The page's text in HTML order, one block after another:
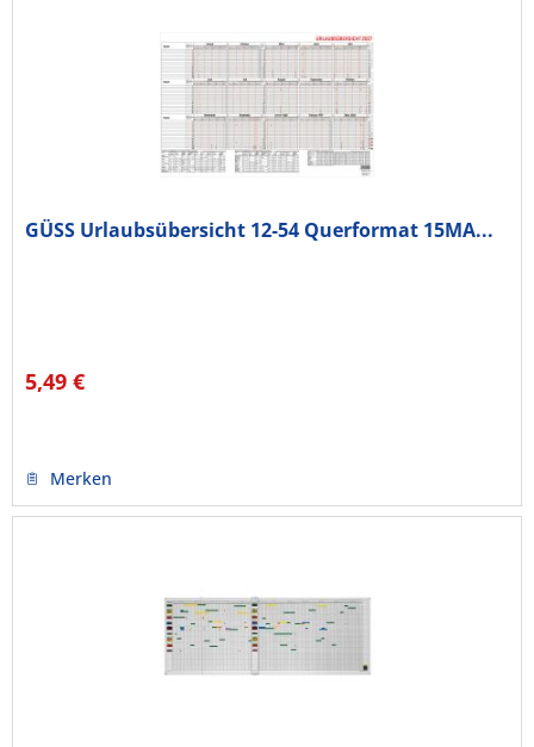
GÜSS Urlaubsübersicht 12-54 Querformat 15MA...
5,49 €
Merken